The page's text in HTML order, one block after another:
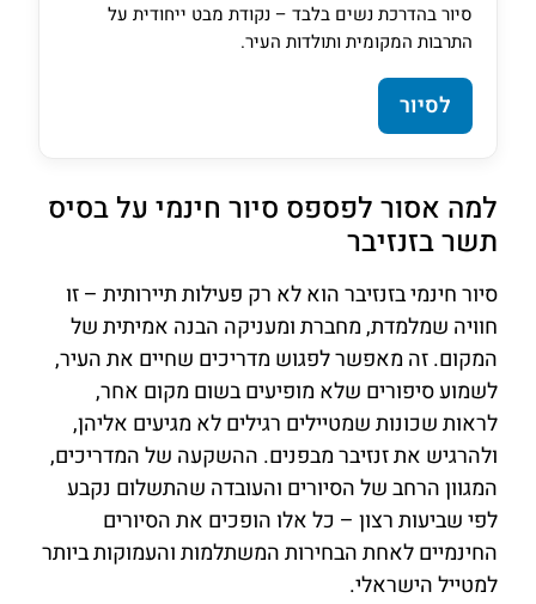
סיור בהדרכת נשים בלבד – נקודת מבט ייחודית על
התרבות המקומית ותולדות העיר.
לסיור
למה אסור לפספס סיור חינמי על בסיס
תשר בזנזיבר
סיור חינמי בזנזיבר הוא לא רק פעילות תיירותית – זו
חוויה שמלמדת, מחברת ומעניקה הבנה אמיתית של
המקום. זה מאפשר לפגוש מדריכים שחיים את העיר,
לשמוע סיפורים שלא מופיעים בשום מקום אחר,
לראות שכונות שמטיילים רגילים לא מגיעים אליהן,
ולהרגיש את זנזיבר מבפנים. ההשקעה של המדריכים,
המגוון הרחב של הסיורים והעובדה שהתשלום נקבע
לפי שביעות רצון – כל אלו הופכים את הסיורים
החינמיים לאחת הבחירות המשתלמות והעמוקות ביותר
למטייל הישראלי.